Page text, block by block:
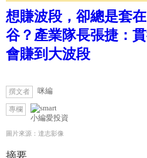
想賺波段，卻總是套
谷？產業隊長張捷：
會賺到大波段
撰文者 咪編
專欄
小編愛投資
圖片來源：達志影像
摘要